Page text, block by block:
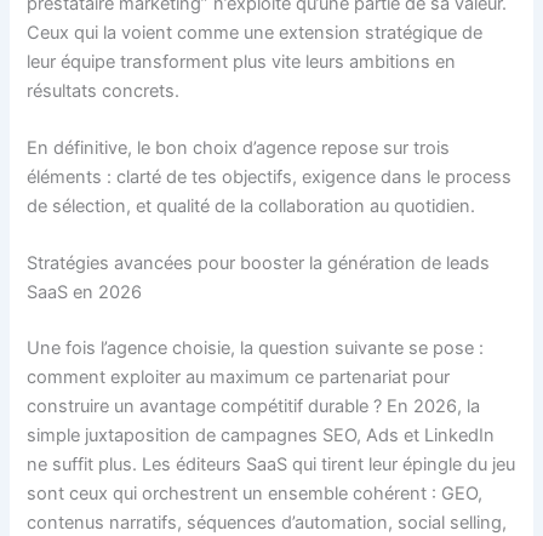
Ceux qui la voient comme une extension stratégique de
leur équipe transforment plus vite leurs ambitions en
résultats concrets.
En définitive, le bon choix d’agence repose sur trois
éléments : clarté de tes objectifs, exigence dans le process
de sélection, et qualité de la collaboration au quotidien.
Stratégies avancées pour booster la génération de leads
SaaS en 2026
Une fois l’agence choisie, la question suivante se pose :
comment exploiter au maximum ce partenariat pour
construire un avantage compétitif durable ? En 2026, la
simple juxtaposition de campagnes SEO, Ads et LinkedIn
ne suffit plus. Les éditeurs SaaS qui tirent leur épingle du jeu
sont ceux qui orchestrent un ensemble cohérent : GEO,
contenus narratifs, séquences d’automation, social selling,